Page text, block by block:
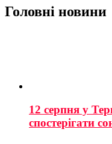
Головні новини
12 серпня у
спостерігати